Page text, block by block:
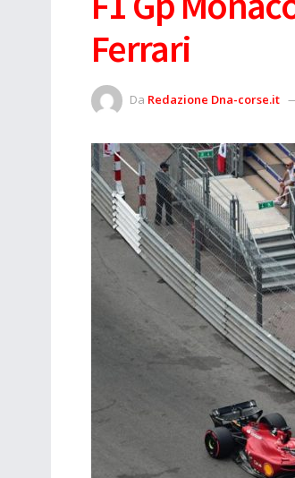
Ferrari
Da Redazione Dna-corse.it